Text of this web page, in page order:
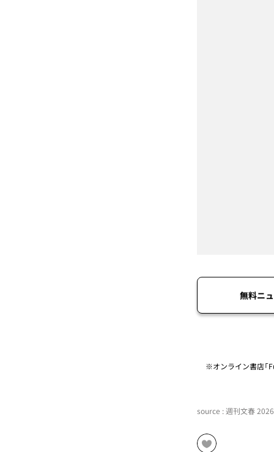
無料ニ
※オンライン書店「
source : 週刊文春